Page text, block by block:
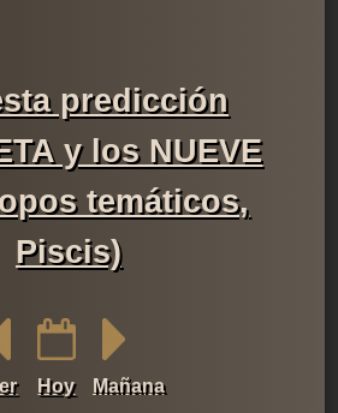
predicción
y los NUEVE
temáticos,
Piscis)
Hoy Mañana